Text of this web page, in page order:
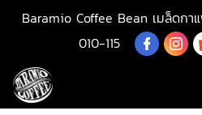
Baramio Coffee Bean เมล็ดก
010-115